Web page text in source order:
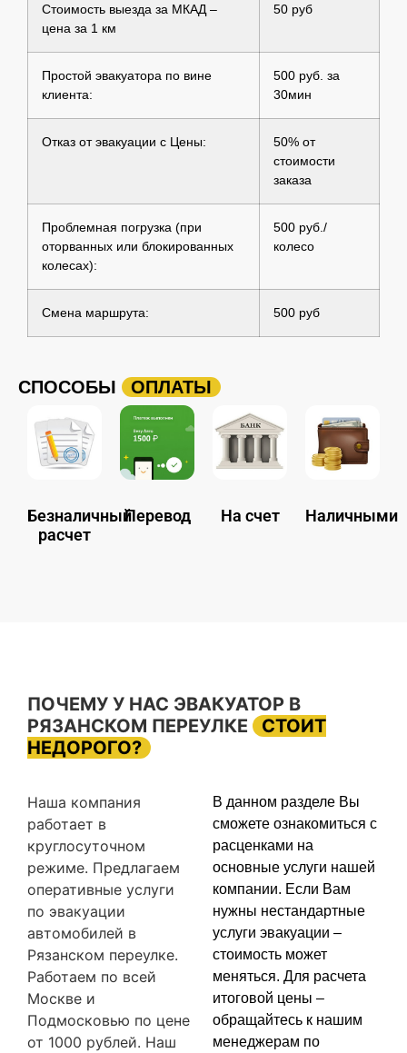
Стоимость выезда за МКАД –
цена за 1 км
50 руб
Простой эвакуатора по вине
клиента:
500 руб. за
30мин
Отказ от эвакуации с Цены:
50% от
стоимости
заказа
Проблемная погрузка (при
оторванных или блокированных
колесах):
500 руб./
колесо
Смена маршрута: 500 руб
СПОСОБЫ ОПЛАТЫ
Безналичный
расчет
Перевод На счет Наличными
ПОЧЕМУ У НАС ЭВАКУАТОР В
РЯЗАНСКОМ ПЕРЕУЛКЕ
СТОИТ
НЕДОРОГО?
Наша компания
работает в
круглосуточном
режиме. Предлагаем
оперативные услуги
по эвакуации
автомобилей в
Рязанском переулке.
Работаем по всей
Москве и
Подмосковью по цене
от 1000 рублей. Наш
В данном разделе Вы
сможете ознакомиться с
расценками на
основные услуги нашей
компании. Если Вам
нужны нестандартные
услуги эвакуации –
стоимость может
меняться. Для расчета
итоговой цены –
обращайтесь к нашим
менеджерам по